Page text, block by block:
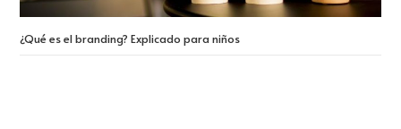
¿Qué es el branding? Explicado para niños